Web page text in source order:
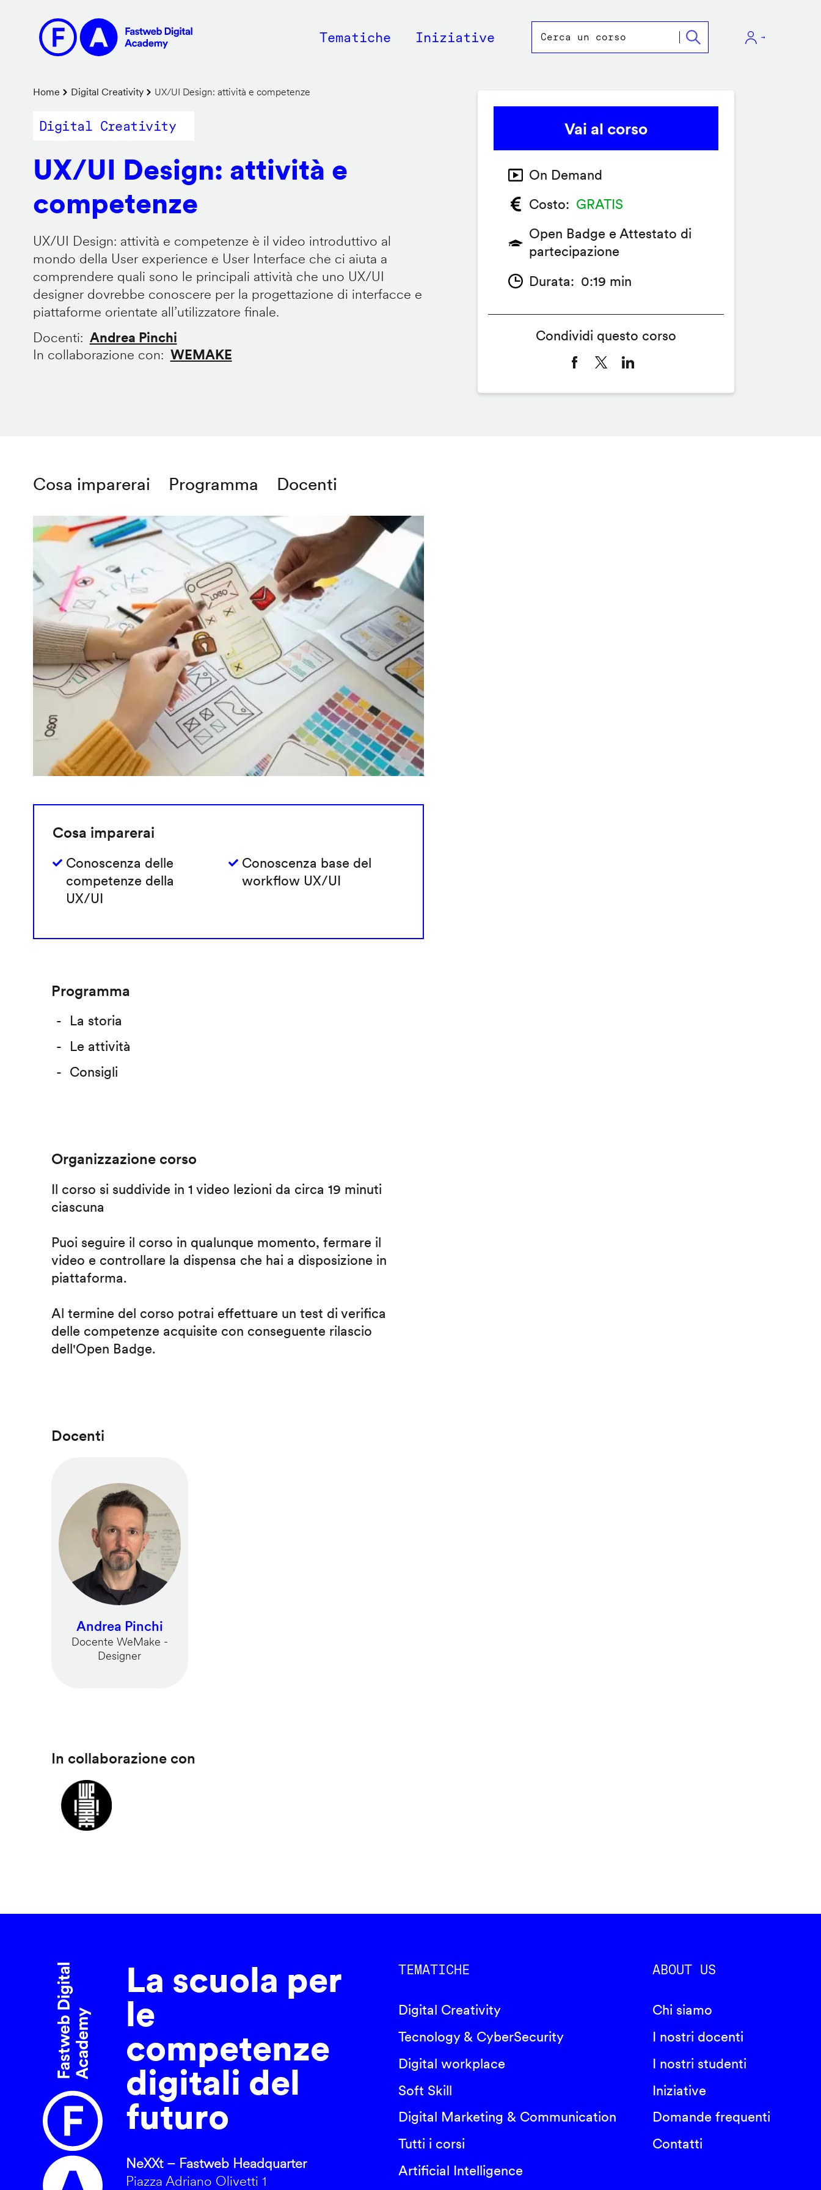
contenuto
principale
Main
Tematiche Iniziative
Briciole
di
Home Digital Creativity UX/UI Design: attività e competenze
Digital Creativity
UX/UI Design: attività e
competenze
UX/UI Design: attività e competenze è il video introduttivo al
mondo della User experience e User Interface che ci aiuta a
comprendere quali sono le principali attività che uno UX/UI
designer dovrebbe conoscere per la progettazione di interfacce e
piattaforme orientate all’utilizzatore finale.
Docenti
Andrea Pinchi
In collaborazione con
WEMAKE
Cosa imparerai Programma Docenti
Cosa imparerai
Conoscenza delle
competenze della
UX/UI
Conoscenza base del
workflow UX/UI
Programma
La storia
Le attività
Consigli
Organizzazione corso
Il corso si suddivide in 1 video lezioni da circa 19 minuti
ciascuna
Puoi seguire il corso in qualunque momento, fermare il
video e controllare la dispensa che hai a disposizione in
piattaforma.
Al termine del corso potrai effettuare un test di verifica
delle competenze acquisite con conseguente rilascio
dell'Open Badge.
Docenti
Andrea Pinchi
Docente WeMake -
Designer
In collaborazione con
Vai al corso
On Demand
Costo
GRATIS
Open Badge e Attestato di
partecipazione
Durata
0:19 min
Condividi questo corso
La scuola per
le
competenze
digitali del
futuro
NeXXt – Fastweb Headquarter
Piazza Adriano Olivetti 1
TEMATICHE
Digital Creativity
Tecnology & CyberSecurity
Digital workplace
Soft Skill
Digital Marketing & Communication
Tutti i corsi
Artificial Intelligence
ABOUT US
Chi siamo
I nostri docenti
I nostri studenti
Iniziative
Domande frequenti
Contatti